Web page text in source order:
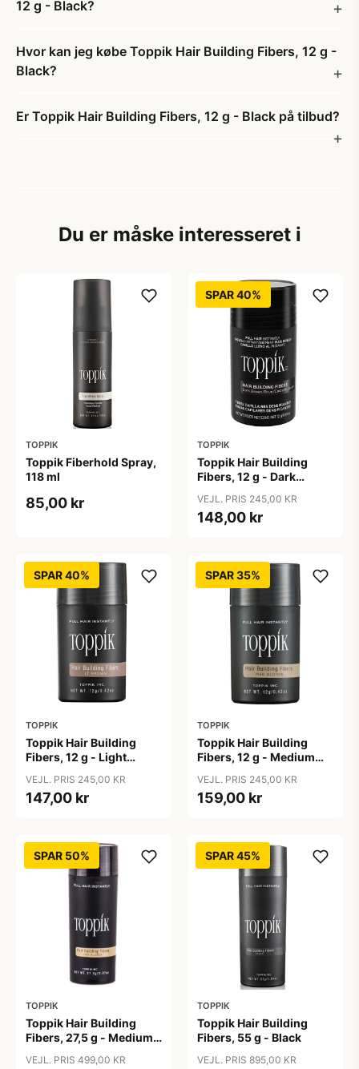
12 g - Black?
Hvor kan jeg købe Toppik Hair Building Fibers, 12 g -
Black?
Er Toppik Hair Building Fibers, 12 g - Black på tilbud?
Du er måske interesseret i
TOPPIK
Toppik Fiberhold Spray,
118 ml
85,00 kr
SPAR 40%
TOPPIK
Toppik Hair Building
Fibers, 12 g - Dark
VEJL. PRIS 245,00 KR
148,00 kr
SPAR 40%
TOPPIK
Toppik Hair Building
Fibers, 12 g - Light
VEJL. PRIS 245,00 KR
147,00 kr
SPAR 35%
TOPPIK
Toppik Hair Building
Fibers, 12 g - Medium
VEJL. PRIS 245,00 KR
159,00 kr
SPAR 50%
TOPPIK
Toppik Hair Building
Fibers, 27,5 g - Medium
VEJL. PRIS 499,00 KR
SPAR 45%
TOPPIK
Toppik Hair Building
Fibers, 55 g - Black
VEJL. PRIS 895,00 KR